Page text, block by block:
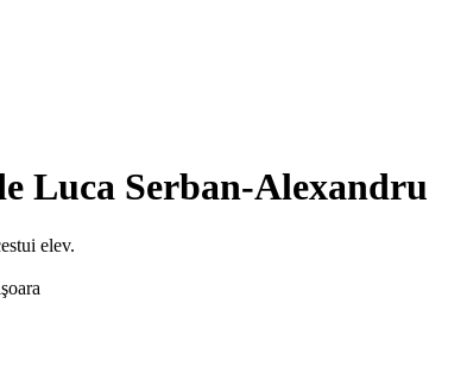
Luca Serban-Alexandru
elev.